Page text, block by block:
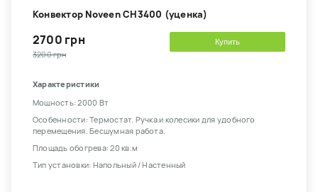
Конвектор Noveen CH3400 (уценка)
2700 грн
3200 грн
Купить
Характеристики
Мощность: 2000 Вт
Особенности: Термостат. Ручка и колесики для удобного
перемещения. Бесшумная работа.
Площадь обогрева: 20 кв.м
Тип установки: Напольный / Настенный